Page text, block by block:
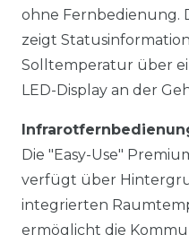
ohne Fernbedienung.
zeigt
Solltemperatur über
LED-Display an der
Die "Easy-Use"
verfügt über
integrierten
ermöglicht die